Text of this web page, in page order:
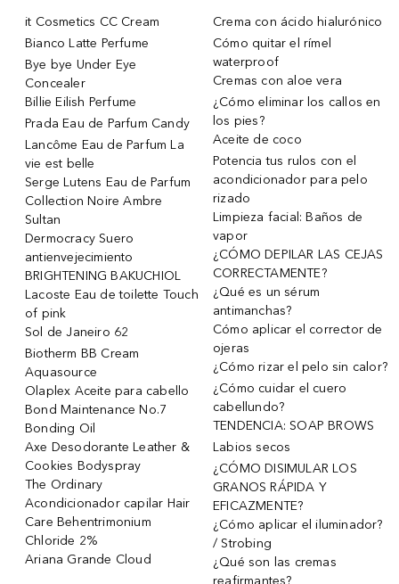
it Cosmetics CC Cream
Bianco Latte Perfume
Bye bye Under Eye
Concealer
Billie Eilish Perfume
Prada Eau de Parfum Candy
Lancôme Eau de Parfum La
vie est belle
Serge Lutens Eau de Parfum
Collection Noire Ambre
Sultan
Dermocracy Suero
antienvejecimiento
BRIGHTENING BAKUCHIOL
Lacoste Eau de toilette Touch
of pink
Sol de Janeiro 62
Biotherm BB Cream
Aquasource
Olaplex Aceite para cabello
Bond Maintenance No.7
Bonding Oil
Axe Desodorante Leather &
Cookies Bodyspray
The Ordinary
Acondicionador capilar Hair
Care Behentrimonium
Chloride 2%
Ariana Grande Cloud
Crema con ácido hialurónico
Cómo quitar el rímel
waterproof
Cremas con aloe vera
¿Cómo eliminar los callos en
los pies?
Aceite de coco
Potencia tus rulos con el
acondicionador para pelo
rizado
Limpieza facial: Baños de
vapor
¿CÓMO DEPILAR LAS CEJAS
CORRECTAMENTE?
¿Qué es un sérum
antimanchas?
Cómo aplicar el corrector de
ojeras
¿Cómo rizar el pelo sin calor?
¿Cómo cuidar el cuero
cabellundo?
TENDENCIA: SOAP BROWS
Labios secos
¿CÓMO DISIMULAR LOS
GRANOS RÁPIDA Y
EFICAZMENTE?
¿Cómo aplicar el iluminador?
/ Strobing
¿Qué son las cremas
reafirmantes?